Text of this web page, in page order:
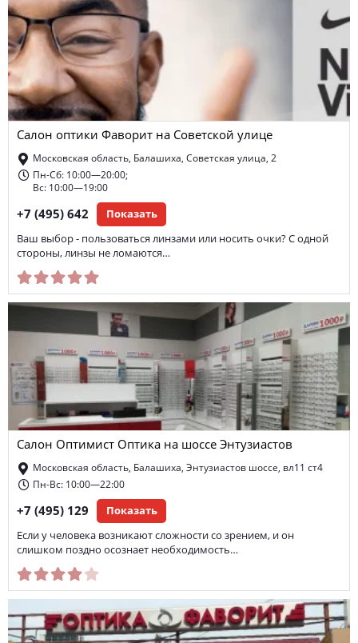
Салон оптики Фаворит на Советской улице
Московская область, Балашиха, Советская улица, 2
Пн-Сб: 10:00—20:00;
Вс: 10:00—19:00
+7 (495) 642 Показать
Ваш выбор - пользоваться линзами или носить очки? С одной
стороны, линзы не ломаются…
Салон Оптимист Оптика на шоссе Энтузиастов
Московская область, Балашиха, Энтузиастов шоссе, вл11 ст4
Пн-Вс: 10:00—22:00
+7 (495) 129 Показать
Если у человека возникают сложности со зрением, и он
слишком поздно осознает необходимость…